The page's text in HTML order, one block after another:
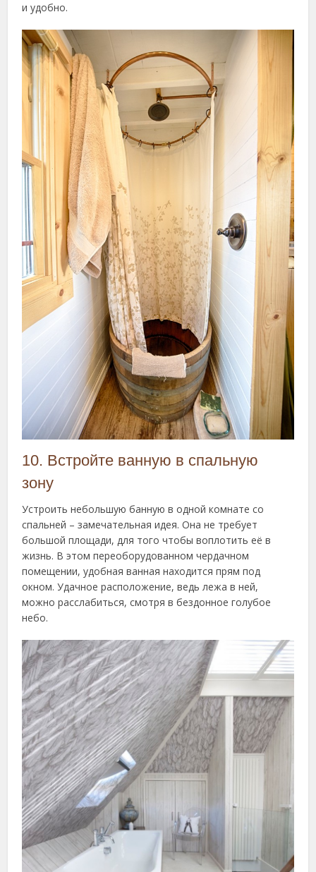
и удобно.
10. Встройте ванную в спальную
зону
Устроить небольшую банную в одной комнате со
спальней – замечательная идея. Она не требует
большой площади, для того чтобы воплотить её в
жизнь. В этом переоборудованном чердачном
помещении, удобная ванная находится прям под
окном. Удачное расположение, ведь лежа в ней,
можно расслабиться, смотря в бездонное голубое
небо.